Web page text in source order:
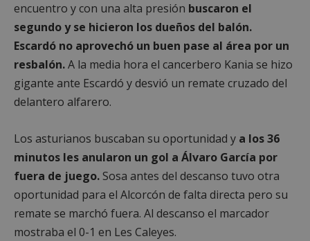
encuentro y con una alta presión buscaron el
segundo y se hicieron los dueños del balón.
Escardó no aprovechó un buen pase al área por un
resbalón.A la media hora el cancerbero Kania se hizo
gigante ante Escardó y desvió un remate cruzado del
delantero alfarero.
Los asturianos buscaban su oportunidad y a los 36
minutos les anularon un gol a Álvaro García por
fuera de juego. Sosa antes del descanso tuvo otra
oportunidad para el Alcorcón de falta directa pero su
remate se marchó fuera. Al descanso el marcador
mostraba el 0-1 en Les Caleyes.